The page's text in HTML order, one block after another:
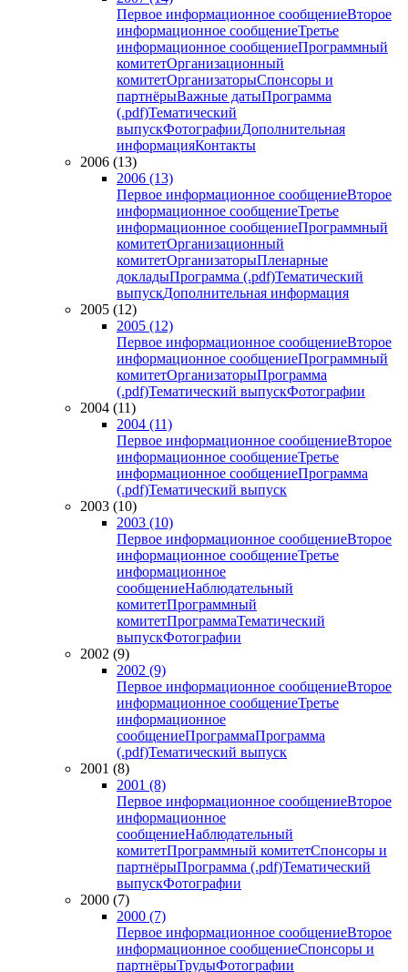
Первое информационное сообщениеВторое
информационное сообщениеТретье
информационное сообщениеПрограммный
комитетОрганизационный
комитетОрганизаторыСпонсоры и
партнёрыВажные датыПрограмма
(.pdf)Тематический
выпускФотографииДополнительная
информацияКонтакты
2006 (13)
2006 (13)
Первое информационное сообщениеВторое
информационное сообщениеТретье
информационное сообщениеПрограммный
комитетОрганизационный
комитетОрганизаторыПленарные
докладыПрограмма (.pdf)Тематический
выпускДополнительная информация
2005 (12)
2005 (12)
Первое информационное сообщениеВторое
информационное сообщениеПрограммный
комитетОрганизаторыПрограмма
(.pdf)Тематический выпускФотографии
2004 (11)
2004 (11)
Первое информационное сообщениеВторое
информационное сообщениеТретье
информационное сообщениеПрограмма
(.pdf)Тематический выпуск
2003 (10)
2003 (10)
Первое информационное сообщениеВторое
информационное сообщениеТретье
информационное
сообщениеНаблюдательный
комитетПрограммный
комитетПрограммаТематический
выпускФотографии
2002 (9)
2002 (9)
Первое информационное сообщениеВторое
информационное сообщениеТретье
информационное
сообщениеПрограммаПрограмма
(.pdf)Тематический выпуск
2001 (8)
2001 (8)
Первое информационное сообщениеВторое
информационное
сообщениеНаблюдательный
комитетПрограммный комитетСпонсоры и
партнёрыПрограмма (.pdf)Тематический
выпускФотографии
2000 (7)
2000 (7)
Первое информационное сообщениеВторое
информационное сообщениеСпонсоры и
партнёрыТрудыФотографии